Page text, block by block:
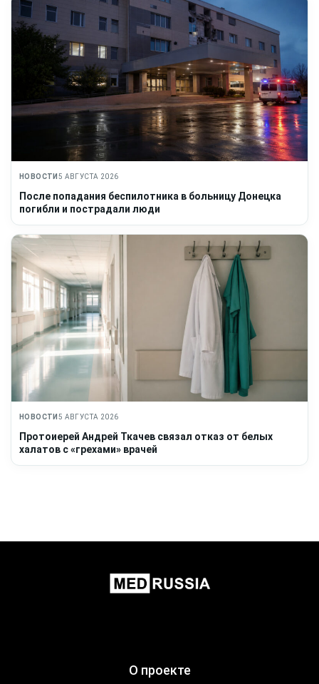
НОВОСТИ 5 АВГУСТА 2026
После попадания беспилотника в больницу Донецка
погибли и пострадали люди
НОВОСТИ 5 АВГУСТА 2026
Протоиерей Андрей Ткачев связал отказ от белых
халатов с «грехами» врачей
О проекте